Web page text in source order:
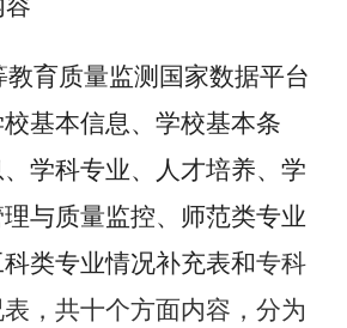
教育质量监测国家数据平台
基本信息、学校基本条
学科专业、人才培养、学
与质量监控、师范类专业
类专业情况补充表和专科
，共十个方面内容，分为